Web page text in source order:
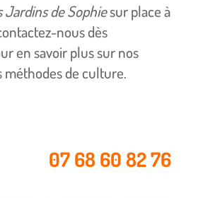
Jardins de Sophiesur place à
nous dès
en savoir plus sur nos
méthodes de culture.
07 68 60 82 76